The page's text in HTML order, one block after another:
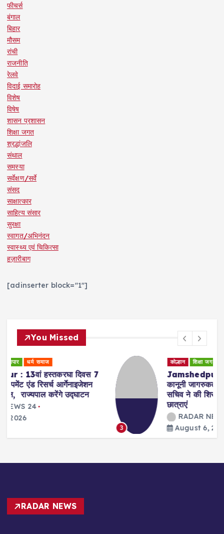
फीचर्स
बंगाल
बिहार
मौसम
रांची
राजनीति
रेलवे
विदाई समारोह
विशेष
विषेष
शासन प्रशासन
शिक्षा जगत
श्रद्धांजलि
संथाल
समस्या
सर्वेक्षण/सर्वे
संसद
साक्षात्कार
साहित्य संसार
सुरक्षा
स्वागत/अभिनंदन
स्वास्थ्य एवं चिकित्सा
हज़ारीबाग
[adinserter block="1"]
You Missed
साक्षात्कार
Jamshedpur : ग्रेजुएट महाविद्यालय में
कानूनी जागरुकता शिविर का आयोजन, डालसा
सचिव ने की शिरकत, कानून से रू व रू हुईं
RADAR NEWS 24
August 6, 2026
RADAR NEWS